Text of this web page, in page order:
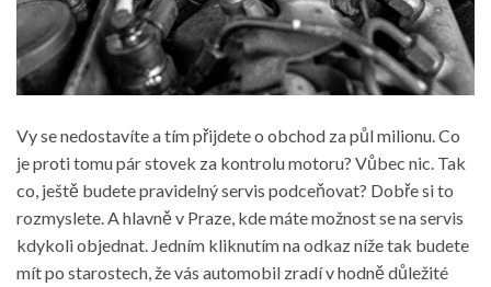
Vy se nedostavíte a tím přijdete o obchod za půl milionu. Co
je proti tomu pár stovek za kontrolu motoru? Vůbec nic. Tak
co, ještě budete pravidelný servis podceňovat? Dobře si to
rozmyslete. A hlavně v Praze, kde máte možnost se na servis
kdykoli objednat. Jedním kliknutím na odkaz níže tak budete
mít po starostech, že vás automobil zradí v hodně důležité